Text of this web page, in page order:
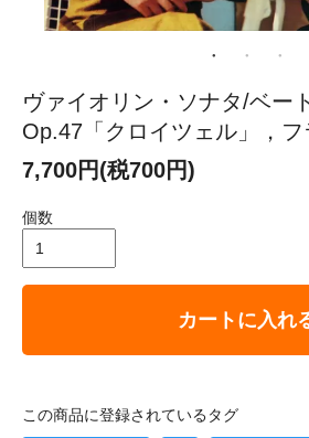
ヴァイオリン・ソナタ/ベー
Op.47「クロイツェル」，フ
7,700円(税700円)
個数
カートに入れ
この商品に登録されているタグ